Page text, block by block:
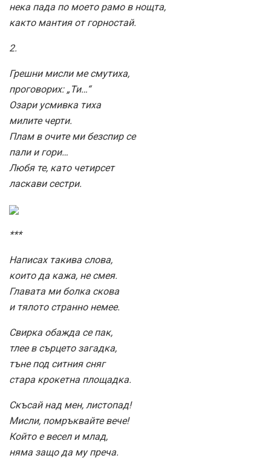
нека пада по моето рамо в нощта,
както мантия от горностай.
2.
Грешни мисли ме смутиха,
проговорих: „Ти…“
Озари усмивка тиха
милите черти.
Плам в очите ми безспир се
пали и гори…
Любя те, като четирсет
ласкави сестри.
***
Написах такива слова,
които да кажа, не смея.
Главата ми болка скова
и тялото странно немее.
Свирка обажда се пак,
тлее в сърцето загадка,
тъне под ситния сняг
стара крокетна площадка.
Скъсай над мен, листопад!
Мисли, помръквайте вече!
Който е весел и млад,
няма защо да му преча.